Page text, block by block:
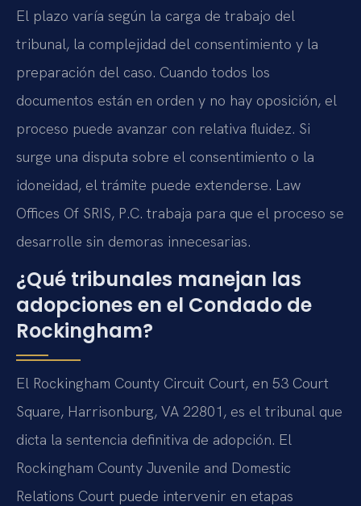
El plazo varía según la carga de trabajo del
tribunal, la complejidad del consentimiento y la
preparación del caso. Cuando todos los
documentos están en orden y no hay oposición, el
proceso puede avanzar con relativa fluidez. Si
surge una disputa sobre el consentimiento o la
idoneidad, el trámite puede extenderse. Law
Offices Of SRIS, P.C. trabaja para que el proceso se
desarrolle sin demoras innecesarias.
¿Qué tribunales manejan las
adopciones en el Condado de
Rockingham?
El Rockingham County Circuit Court, en 53 Court
Square, Harrisonburg, VA 22801, es el tribunal que
dicta la sentencia definitiva de adopción. El
Rockingham County Juvenile and Domestic
Relations Court puede intervenir en etapas